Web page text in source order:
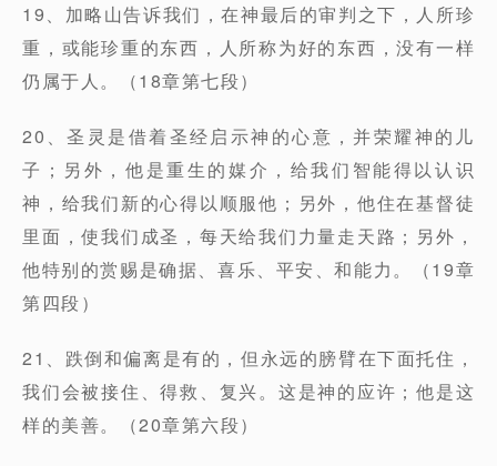
19、加略山告诉我们，在神最后的审判之下，人所珍
重，或能珍重的东西，人所称为好的东西，没有一样
仍属于人。（18章第七段）
20、圣灵是借着圣经启示神的心意，并荣耀神的儿
子；另外，他是重生的媒介，给我们智能得以认识
神，给我们新的心得以顺服他；另外，他住在基督徒
里面，使我们成圣，每天给我们力量走天路；另外，
他特别的赏赐是确据、喜乐、平安、和能力。（19章
第四段）
21、跌倒和偏离是有的，但永远的膀臂在下面托住，
我们会被接住、得救、复兴。这是神的应许；他是这
样的美善。（20章第六段）